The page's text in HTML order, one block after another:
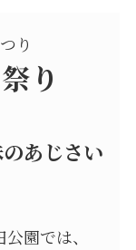
り
り
あじさい
園では、